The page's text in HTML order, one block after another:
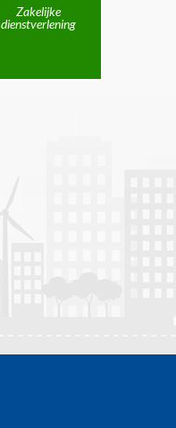
Zakelijke
dienstverlening